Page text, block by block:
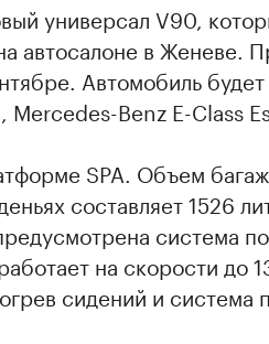
универсал V90,
автосалоне в Женеве.
Автомобиль
Mercedes-Benz E-Class
SPA. Объем
составляет 1526
система
на скорости до
сидений и